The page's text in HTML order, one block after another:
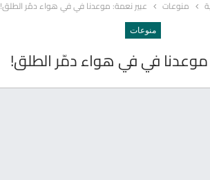
منوعات عبير نعمة: موعدنا في في هواء دمّر الطلق!
منوعات
موعدنا في في هواء دمّر الطلق!